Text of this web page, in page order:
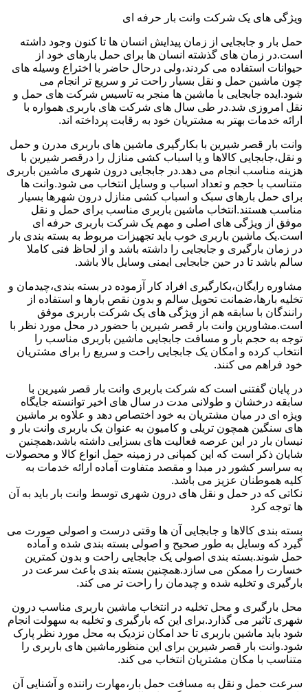
ویژگی های یک شرکت وانت بار حرفه ای
حمل بار و جابجایی از زمان پیدایش انسان ها تا کنون وجود داشته
است.در زمان های گذشته انسان ها برای حمل بارهای خود از
حیوانات استفاده می کردند،ولی درحال حاضر با اختراع وسیله های
چون ماشین حمل و نقل بسیار راحت تر و سریع تر انجام می
شود.ایده جابجایی با ماشین ها منجر به تاسیس شرکت های حمل و
نقل امروزی شد.در طی سال های شرکت های باربری همواره با
ارائه خدمات بهتر به مشتریان خود به رقابت پرداخته اند.
وانت بار قصر شیرین با بکارگیری ماشین های باربری مدرن و حمل
و نقل،جابجایی کالاها و یا اسباب کشی منازل را درقصر شیرین با
هزینه مناسب انجام می دهد.در جابجایی درون شهری ماشین باربری
متناسب با حجم و تعداد اسباب و وسایل انتخاب می شود.وانت ها
برای حمل بارهای سبک و اسباب کشی منازل درون شهرها بسیار
مناسب هستند.انتخاب ماشین باربری مناسب برای حمل و نقل
موفق از ویژگی های اصلی و مهم یک شرکت باربری حرفه ای
است.یک ماشین باربری خوب باید تجهیزات مربوط به بسته بندی بار
در زمان بارگیری و جابجایی را داشته باشد و از لحاظ فنی کاملا
سالم باشد تا در حین جابجایی ایمنی وسایل بالا باشد.
مشاوره رایگان،بکارگیری افراد کار آزموده در بسته بندی،چیدمان و
تخلیه بارها،ضمانت تحویل سالم و بدون نقص بارها و استفاده از
رانندگان با سابقه هم از ویژگی های یک شرکت باربری موفق
است.مشاورین وانت بار قصر شیرین با حضور در محل مورد نظر با
توجه به حجم بار و مسافت جابجایی ماشین باربری مناسب را
انتخاب کرده و امکان یک جابجایی راحت و سریع را برای مشتریان
خود فراهم می کنند.
در پایان گفتنی است که شرکت باربری وانت بار قصر شیرین با
سابقه درخشان و طولانی مدت در سال های اخیر توانسته جایگاه
ویژه ای در میان مشتریان به خود اختصاص دهد و علاوه بر ماشین
های سنگین همچون تریلی و کامیون به عنوان یک باربری وانت بار و
نیسان بار در این عرصه فعالیت های بسزایی داشته باشد،همچنین
شایان ذکر است که این کمپانی در زمینه حمل انواع کالا و محصولات
به سراسر کشور در مبدا و مقصد متفاوت آماده ارائه خدمات به
کلیه هموطنان عزیز می باشد.
نکاتی که در حمل و نقل های درون شهری توسط وانت بار باید به آن
ها توجه کرد
بسته بندی کالاها و جابجایی آن ها وقتی درست و اصولی صورت می
گیرد که وسایل به طور صحیح و اصولی بسته بندی شده و آماده
حمل شوند.بسته بندی اصولی یک جابجایی راحت و بدون کمترین
خسارت را ممکن می سازد.همچنین بسته بندی باعث سرعت در
بارگیری و تخلیه شده و چیدمان را راحت تر می کند.
محل بارگیری و محل تخلیه در انتخاب ماشین باربری مناسب درون
شهری تاثیر می گذارد.برای این که بارگیری و تخلیه به سهولت انجام
شود باید ماشین باربری تا حد امکان نزدیک به محل مورد نظر پارک
شود.وانت بار قصر شیرین برای این منظورماشین های باربری را
متناسب با مکان مشتریان انتخاب می کند.
سرعت حمل و نقل به مسافت حمل بار،مهارت راننده و آشنایی آن